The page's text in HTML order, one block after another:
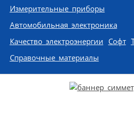
Измерительные приборы
Автомобильная электроника
Качество электроэнергии Софт
Справочные материалы